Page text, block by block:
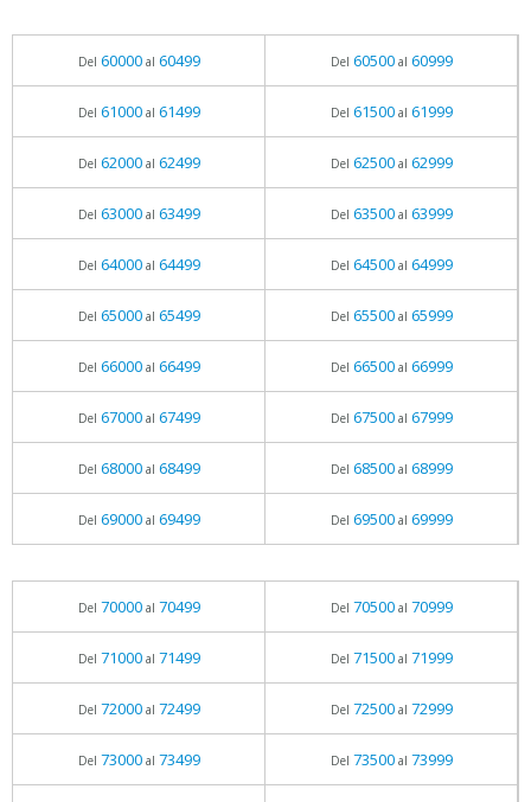
Del 60000al 60499 Del 60500al 60999
Del 61000al 61499 Del 61500al 61999
Del 62000al 62499 Del 62500al 62999
Del 63000al 63499 Del 63500al 63999
Del 64000al 64499 Del 64500al 64999
Del 65000al 65499 Del 65500al 65999
Del 66000al 66499 Del 66500al 66999
Del 67000al 67499 Del 67500al 67999
Del 68000al 68499 Del 68500al 68999
Del 69000al 69499 Del 69500al 69999
Del 70000al 70499 Del 70500al 70999
Del 71000al 71499 Del 71500al 71999
Del 72000al 72499 Del 72500al 72999
Del 73000al 73499 Del 73500al 73999